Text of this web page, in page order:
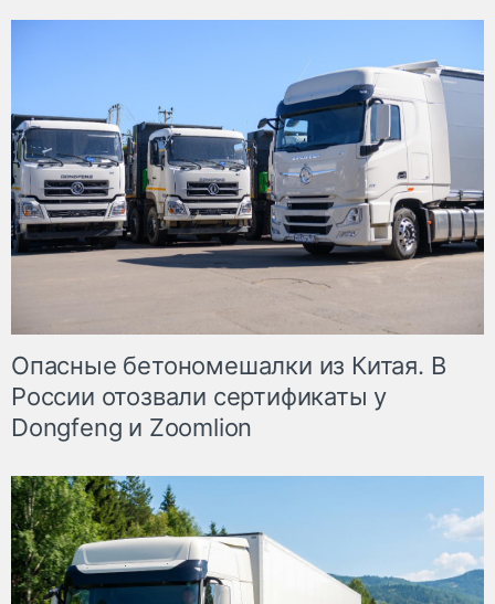
Опасные бетономешалки из Китая. В
России отозвали сертификаты у
Dongfeng и Zoomlion